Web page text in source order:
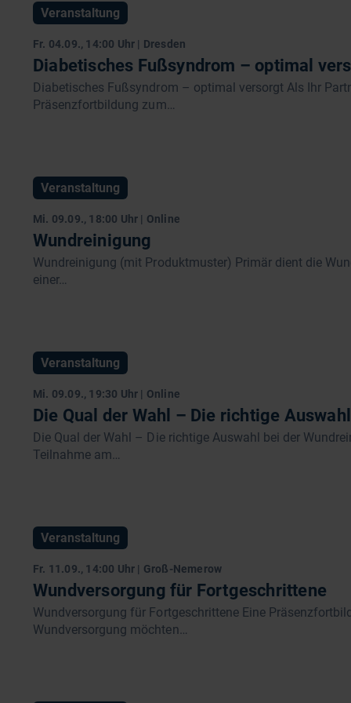
Veranstaltung
Fr. 04.09., 14:00 Uhr | Dresden
Diabetisches Fußsyndrom – optimal
Diabetisches Fußsyndrom – optimal versorgt Als Ihr
Präsenzfortbildung zum…
Veranstaltung
Mi. 09.09., 18:00 Uhr | Online
Wundreinigung
Wundreinigung (mit Produktmuster) Primär dient die
einer…
Veranstaltung
Mi. 09.09., 19:30 Uhr | Online
Die Qual der Wahl – Die richtige
Die Qual der Wahl – Die richtige Auswahl bei der
Teilnahme am…
Veranstaltung
Fr. 11.09., 14:00 Uhr | Groß-Nemerow
Wundversorgung für Fortgeschrittene
Wundversorgung für Fortgeschrittene Eine
Wundversorgung möchten…